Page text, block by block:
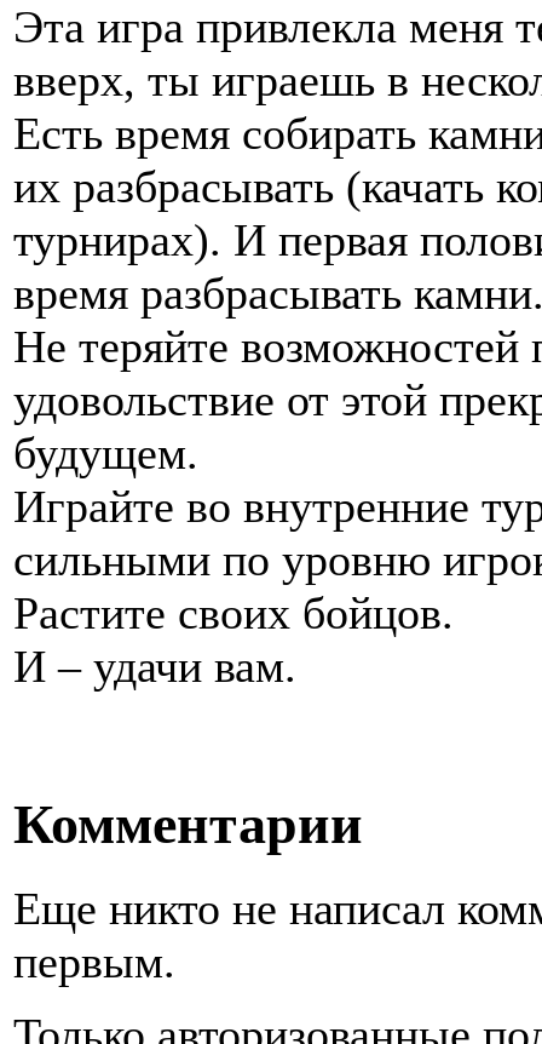
Эта игра привлекла меня
вверх, ты играешь в
Есть время собирать
их разбрасывать (качать
турнирах). И первая
время разбрасывать
Не теряйте
удовольствие от этой
будущем.
Играйте во внутренние
сильными по уровню
Растите своих бойцов.
И – удачи вам.
Комментарии
Еще никто не написал
первым.